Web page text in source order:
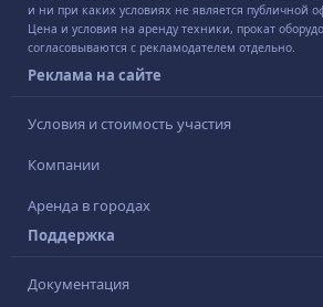
и ни при каких условиях не является публичной
Цена и условия на аренду техники, прокат
согласовываются с рекламодателем отдельно.
Реклама на сайте
Условия и стоимость участия
Компании
Аренда в городах
Поддержка
Документация